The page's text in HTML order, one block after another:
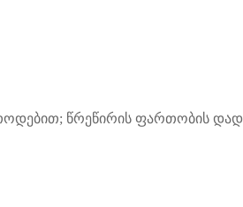
წრეწირის ფართობის